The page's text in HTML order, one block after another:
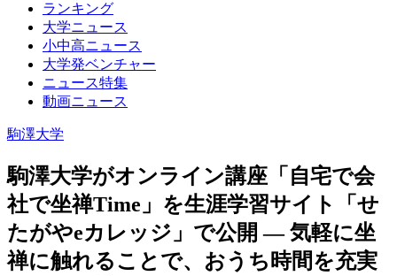
ランキング
大学ニュース
小中高ニュース
大学発ベンチャー
ニュース特集
動画ニュース
駒澤大学
駒澤大学がオンライン講座「自宅で会
社で坐禅Time」を生涯学習サイト「せ
たがやeカレッジ」で公開 — 気軽に坐
禅に触れることで、おうち時間を充実